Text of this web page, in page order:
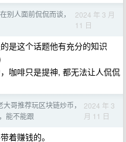
别人面前侃侃而谈，
2024 年 3 月
11 日
是这个话题他有充分的知识
咖啡只是提神, 都无法让人侃侃
哥推荐玩区块链炒币，
能不能跟
2024 年 3
月 11 日
着赚钱的。